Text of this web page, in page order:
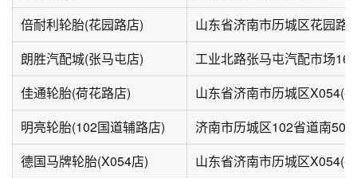
倍耐利轮胎(花园路店)
山东省济南市历城区花园路
朗胜汽配城(张马屯店)
工业北路张马屯汽配市场16
佳通轮胎(荷花路店)
山东省济南市历城区X054(
明亮轮胎(102国道辅路店)
济南市历城区102省道南50
德国马牌轮胎(X054店)
山东省济南市历城区X054(